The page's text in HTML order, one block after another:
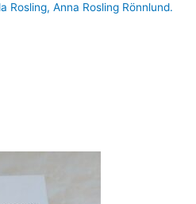
Rosling, Anna Rosling Rönnlund.